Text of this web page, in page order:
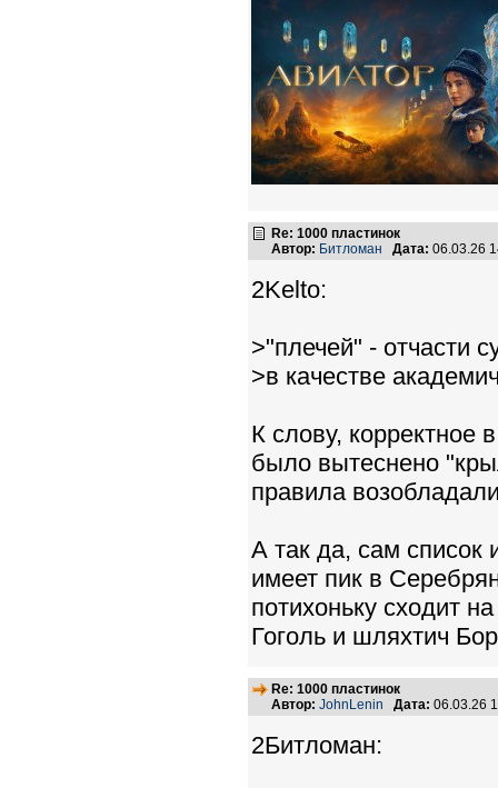
Re: 1000 пластинок
Автор: Битломан Дата: 06.03.26
2Kelto:
>"плечей" - отчасти
>в качестве
К слову, корректное
было вытеснено
правила
А так да, сам список
имеет пик в
потихоньку сходит
Гоголь и шляхтич
Re: 1000 пластинок
Автор: JohnLenin Дата: 06.03.26
2Битломан: